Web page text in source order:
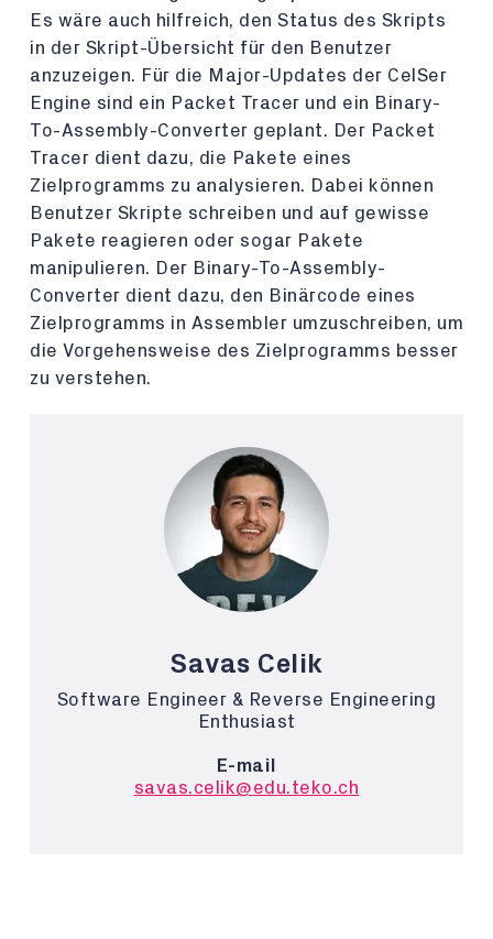
Es wäre auch hilfreich, den Status des Skripts
in der Skript-Übersicht für den Benutzer
anzuzeigen. Für die Major-Updates der CelSer
Engine sind ein Packet Tracer und ein Binary-
To-Assembly-Converter geplant. Der Packet
Tracer dient dazu, die Pakete eines
Zielprogramms zu analysieren. Dabei können
Benutzer Skripte schreiben und auf gewisse
Pakete reagieren oder sogar Pakete
manipulieren. Der Binary-To-Assembly-
Converter dient dazu, den Binärcode eines
Zielprogramms in Assembler umzuschreiben, um
die Vorgehensweise des Zielprogramms besser
zu verstehen.
Savas Celik
Software Engineer & Reverse Engineering
Enthusiast
E-mail
savas.celik@edu.teko.ch